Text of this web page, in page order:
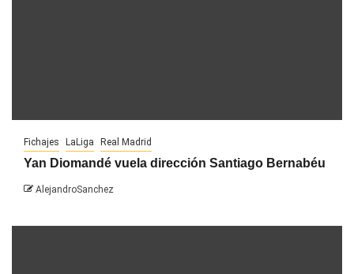
Fichajes LaLiga Real Madrid
Yan Diomandé vuela dirección Santiago Bernabéu
AlejandroSanchez